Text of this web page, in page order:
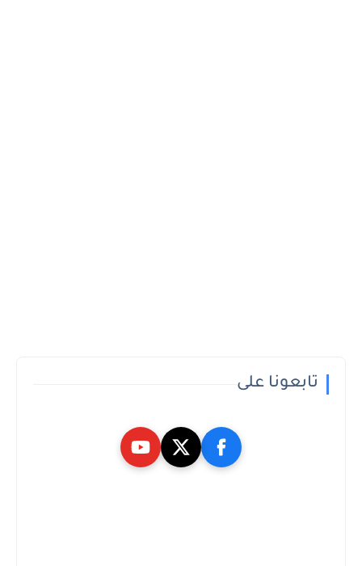
تابعونا على